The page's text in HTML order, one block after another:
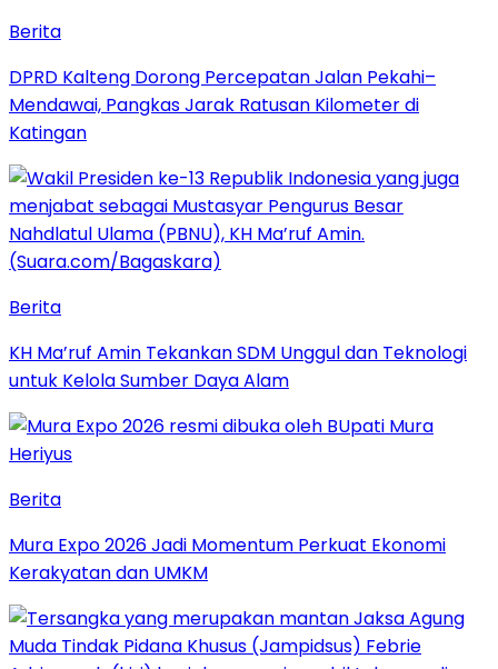
Berita
DPRD Kalteng Dorong Percepatan Jalan Pekahi–
Mendawai, Pangkas Jarak Ratusan Kilometer di
Katingan
Berita
KH Ma’ruf Amin Tekankan SDM Unggul dan Teknologi
untuk Kelola Sumber Daya Alam
Berita
Mura Expo 2026 Jadi Momentum Perkuat Ekonomi
Kerakyatan dan UMKM